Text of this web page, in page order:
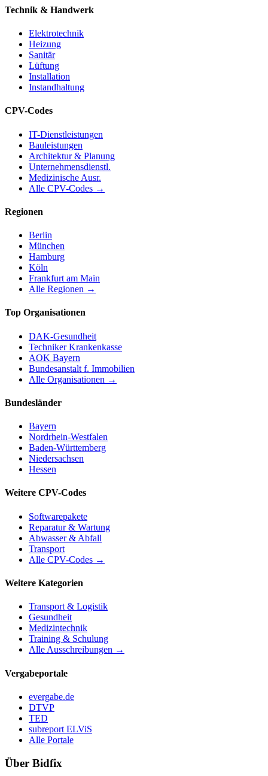
Technik & Handwerk
Elektrotechnik
Heizung
Sanitär
Lüftung
Installation
Instandhaltung
CPV-Codes
IT-Dienstleistungen
Bauleistungen
Architektur & Planung
Unternehmensdienstl.
Medizinische Ausr.
Alle CPV-Codes →
Regionen
Berlin
München
Hamburg
Köln
Frankfurt am Main
Alle Regionen →
Top Organisationen
DAK-Gesundheit
Techniker Krankenkasse
AOK Bayern
Bundesanstalt f. Immobilien
Alle Organisationen →
Bundesländer
Bayern
Nordrhein-Westfalen
Baden-Württemberg
Niedersachsen
Hessen
Weitere CPV-Codes
Softwarepakete
Reparatur & Wartung
Abwasser & Abfall
Transport
Alle CPV-Codes →
Weitere Kategorien
Transport & Logistik
Gesundheit
Medizintechnik
Training & Schulung
Alle Ausschreibungen →
Vergabeportale
evergabe.de
DTVP
TED
subreport ELViS
Alle Portale
Über Bidfix